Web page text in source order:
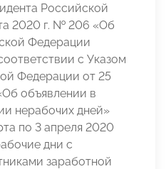
Российской
2020 г. № 206 «Об
Федерации
с Указом
Федерации от 25
объявлении в
нерабочих дней»
по 3 апреля 2020
дни с
заработной